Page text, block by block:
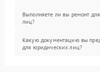
Выполняете ли вы ремонт
лиц?
Какую документацию вы
для юридических лиц?